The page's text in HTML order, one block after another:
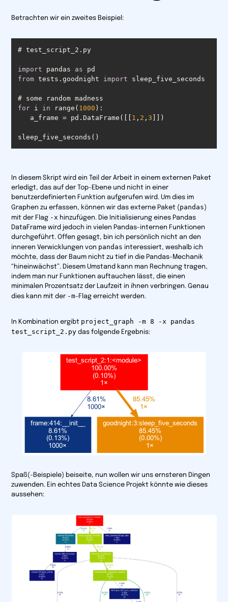
Betrachten wir ein zweites Beispiel:
# test_script_2.py
import pandas as
from tests.goodnight import
for i in range( 1000
   a_frame = pd.DataFrame([[
1 , 2 , 3
sleep_five_seconds()
In diesem Skript wird ein Teil der Arbeit in einem externen Paket
erledigt, das auf der
Top-Ebene und nicht in einer
benutzerdefinierten Funktion aufgerufen wird. Um dies im
Graphen zu erfassen, können wir das externe Paket ( pandas)
mit der Flag -x hinzufügen. Die Initialisierung eines Pandas
DataFrame wird jedoch in vielen Pandas-internen Funktionen
durchgeführt. Offen gesagt, bin ich persönlich nicht an den
inneren Verwicklungen von pandas interessiert, weshalb ich
möchte, dass der Baum nicht zu tief in die Pandas-Mechanik
“hineinwächst”. Diesem Umstand kann man Rechnung tragen,
indem man nur Funktionen auftauchen lässt, die einen
minimalen Prozentsatz der Laufzeit in ihnen verbringen. Genau
dies kann mit der -m-Flag erreicht werden.
In Kombination ergibt project_graph -m 8 -x pandas
test_script_2.py das folgende Ergebnis:
Spaß(-Beispiele) beiseite, nun wollen wir uns ernsteren Dingen
zuwenden. Ein echtes Data Science Projekt könnte wie dieses
aussehen: